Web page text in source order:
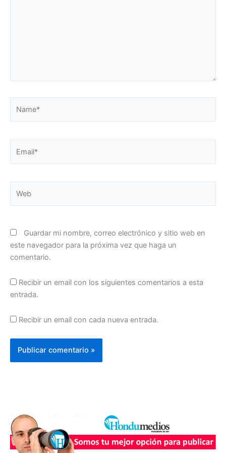
Guardar mi nombre, correo electrónico y sitio web en
este navegador para la próxima vez que haga un
comentario.
Recibir un email con los siguientes comentarios a esta
entrada.
Recibir un email con cada nueva entrada.